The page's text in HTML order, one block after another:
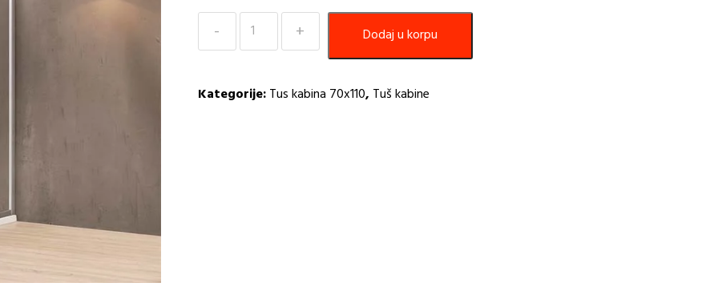
Tuš
Kabina
Eckle
Dodaj u korpu
Kategorije:Tus kabina 70x110, Tuš kabine